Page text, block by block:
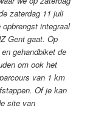
zaterdag 11 juli
integraal
Gent gaat. Op
gehandbiket de
om ook het
van 1 km
Of je kan
site van